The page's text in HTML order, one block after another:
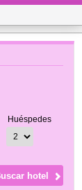
Huéspedes